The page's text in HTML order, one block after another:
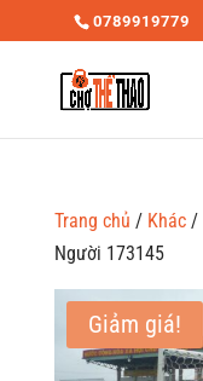
0789919779
Trang chủ / Khác/
Người 173145
Giảm giá!